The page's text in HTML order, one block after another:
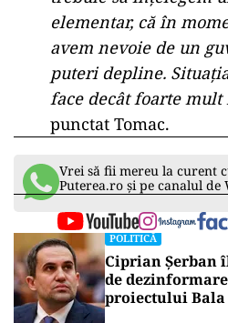
elementar, că în
avem nevoie de un
puteri depline.
face decât foarte
punctat Tomac.
Vrei să fii mereu la curent
Puterea.ro și pe canalul de
POLITICĂ
Ciprian Șerban
de
proiectului Bala